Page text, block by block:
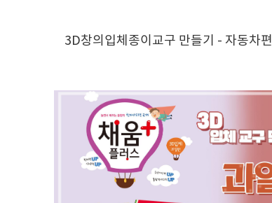
3D창의입체종이교구 만들기 - 자동차편